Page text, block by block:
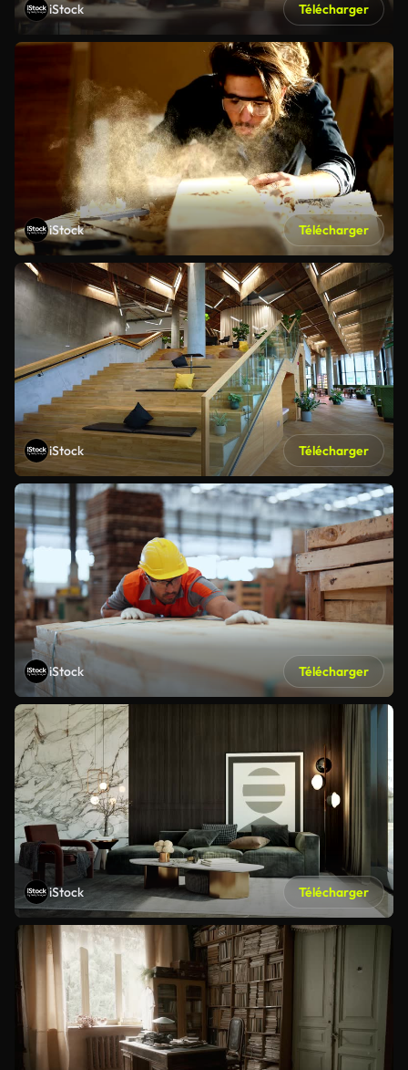
iStock Télécharger
iStock Télécharger
iStock Télécharger
iStock Télécharger
iStock Télécharger